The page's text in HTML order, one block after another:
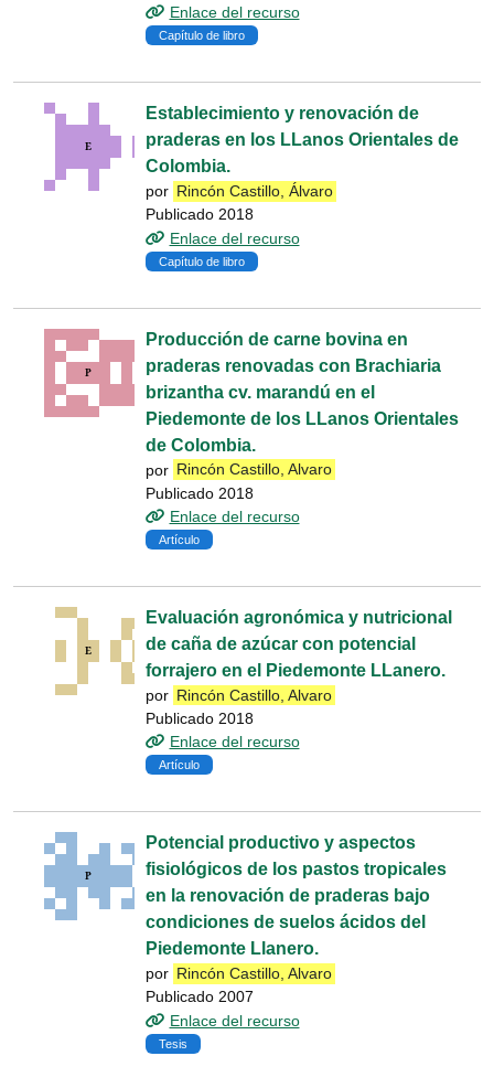
Enlace del recurso
Capítulo de libro
Establecimiento y renovación de
praderas en los LLanos Orientales de
Colombia.
por Rincón Castillo, Álvaro
Publicado 2018
Enlace del recurso
Capítulo de libro
Producción de carne bovina en
praderas renovadas con Brachiaria
brizantha cv. marandú en el
Piedemonte de los LLanos Orientales
de Colombia.
por Rincón Castillo, Alvaro
Publicado 2018
Enlace del recurso
Artículo
Evaluación agronómica y nutricional
de caña de azúcar con potencial
forrajero en el Piedemonte LLanero.
por Rincón Castillo, Alvaro
Publicado 2018
Enlace del recurso
Artículo
Potencial productivo y aspectos
fisiológicos de los pastos tropicales
en la renovación de praderas bajo
condiciones de suelos ácidos del
Piedemonte Llanero.
por Rincón Castillo, Alvaro
Publicado 2007
Enlace del recurso
Tesis